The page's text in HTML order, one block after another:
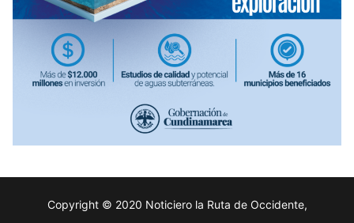
Copyright © 2020 Noticiero la Ruta de Occidente,